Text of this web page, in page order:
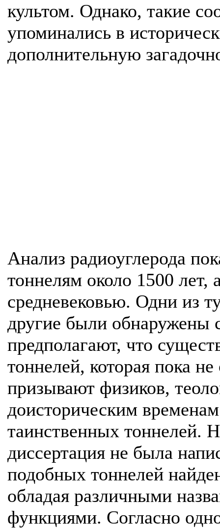
культом. Однако, такие
упоминались в
дополнительную
Анализ радиоуглерода
тоннелям около 1500 лет,
средневековью. Одни из
другие были обнаружены
предполагают, что
тоннелей, которая пока
призывают физиков,
доисторическим
таинственных тоннелей.
диссертация не была
подобных тоннелей
обладая различными
функциями. Согласно